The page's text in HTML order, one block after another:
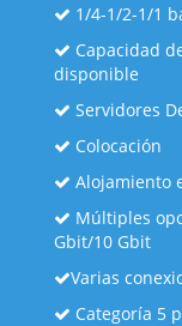
1/4-1/2-1/1
Capacidad
disponible
Servidores
Colocación
Alojamiento
Múltiples
Gbit/10 Gbit
Varias
Categoría 5